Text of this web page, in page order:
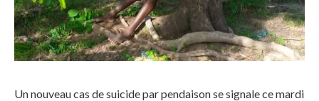
Un nouveau cas de suicide par pendaison se signale ce mardi